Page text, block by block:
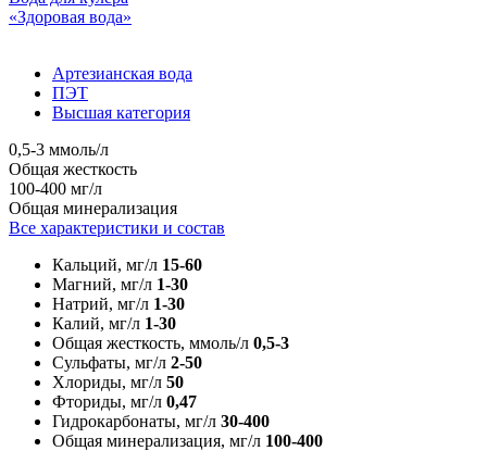
«Здоровая вода»
Артезианская вода
ПЭТ
Высшая категория
0,5-3 ммоль/л
Общая жесткость
100-400 мг/л
Общая минерализация
Все характеристики и состав
Кальций, мг/л 15-60
Магний, мг/л 1-30
Натрий, мг/л 1-30
Калий, мг/л 1-30
Общая жесткость, ммоль/л 0,5-3
Сульфаты, мг/л 2-50
Хлориды, мг/л 50
Фториды, мг/л 0,47
Гидрокарбонаты, мг/л 30-400
Общая минерализация, мг/л 100-400